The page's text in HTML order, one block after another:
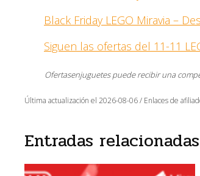
Black Friday LEGO Miravia –
Siguen las ofertas del 11-11
Ofertasenjuguetes puede recibir una
Última actualización el 2026-08-06 / Enlaces de
Entradas relacionadas